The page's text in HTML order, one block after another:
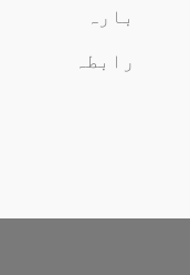
بارہ
رابطہ